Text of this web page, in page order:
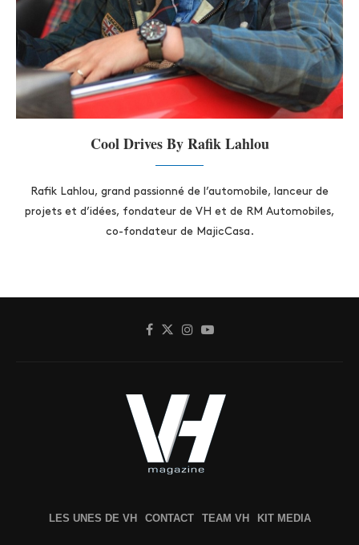
Cool Drives By Rafik Lahlou
Rafik Lahlou, grand passionné de l’automobile, lanceur de
projets et d’idées, fondateur de VH et de RM Automobiles,
co-fondateur de MajicCasa.
LES UNES DE VH CONTACT TEAM VH KIT MEDIA